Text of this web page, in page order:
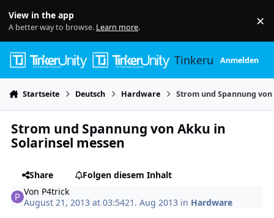
View in the app
A better way to browse. Learn more. ×
TinkerunityAnmelden
Startseite Deutsch Hardware Strom und Spannung
Strom und Spannung von Akku in
Solarinsel messen
Share
Folgen diesem Inhalt
Von P4trick
August 21, 2013 at 03:5421. Aug 2013 in Hardware